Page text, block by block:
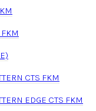
CTS FKM
EDGE CTS FKM